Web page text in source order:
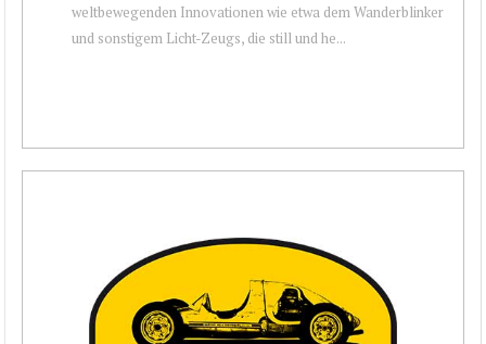
weltbewegenden Innovationen wie etwa dem Wanderblinker
und sonstigem Licht-Zeugs, die still und he...